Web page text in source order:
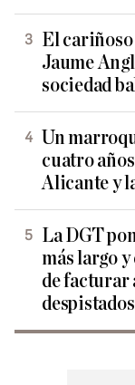
El cariñoso
Jaume
sociedad
Un
cuatro
Alicante y
La DGT
más largo
de facturar
despistados